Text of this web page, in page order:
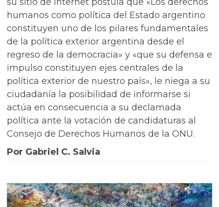
humanos como política del Estado argentino
constituyen uno de los pilares fundamentales
de la política exterior argentina desde el
regreso de la democracia» y «que su defensa e
impulso constituyen ejes centrales de la
política exterior de nuestro país», le niega a su
ciudadanía la posibilidad de informarse si
actúa en consecuencia a su declamada
política ante la votación de candidaturas al
Consejo de Derechos Humanos de la ONU.
Por Gabriel C. Salvia